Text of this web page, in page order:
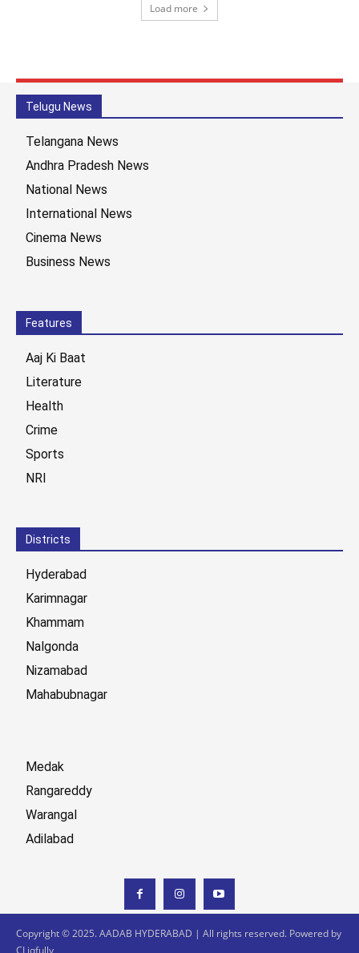
Load more
Telugu News
Telangana News
Andhra Pradesh News
National News
International News
Cinema News
Business News
Features
Aaj Ki Baat
Literature
Health
Crime
Sports
NRI
Districts
Hyderabad
Karimnagar
Khammam
Nalgonda
Nizamabad
Mahabubnagar
Medak
Rangareddy
Warangal
Adilabad
Copyright © 2025. AADAB HYDERABAD | All rights reserved. Powered by
CLiqfully